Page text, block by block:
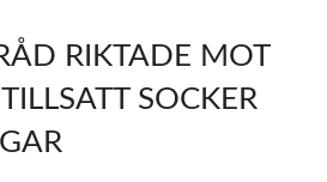
RIKTADE MOT
SOCKER